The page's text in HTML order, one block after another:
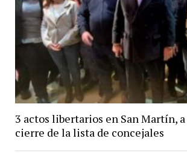
3 actos libertarios en San Martín,
cierre de la lista de concejales